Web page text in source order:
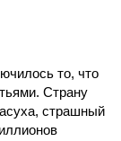
то, что
Страну
страшный